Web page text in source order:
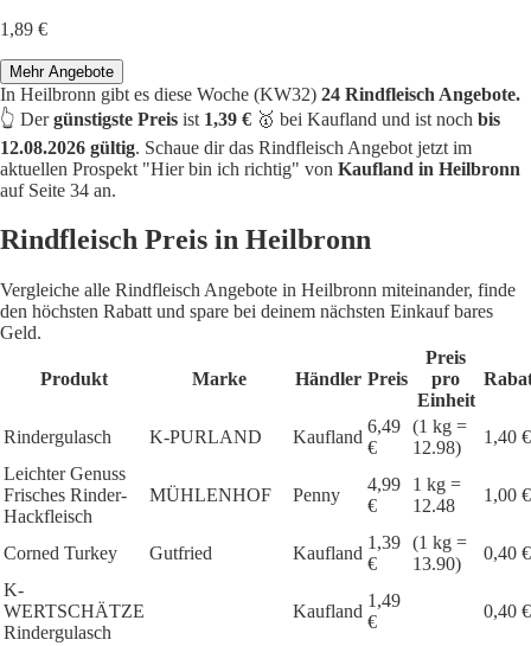
1,89 €
Mehr Angebote
In Heilbronn gibt es diese Woche (KW32) 24 Rindfleisch Angebote.
👆 Dergünstigste Preis ist 1,39 € 🥇 bei Kaufland und ist noch bis
12.08.2026 gültig. Schaue dir das Rindfleisch Angebot jetzt im
aktuellen Prospekt "Hier bin ich richtig" von Kaufland in Heilbronn
auf Seite 34 an.
Rindfleisch Preis in Heilbronn
Vergleiche alle Rindfleisch Angebote in Heilbronn miteinander, finde
den höchsten Rabatt und spare bei deinem nächsten Einkauf bares
Geld.
Produkt Marke Händler Preis
Preis
pro
Einheit
Rindergulasch K-PURLAND Kaufland
6,49
€
(1 kg =
12.98)
1,40 €
Leichter Genuss
Frisches Rinder-
Hackfleisch
MÜHLENHOF Penny
4,99
€
1 kg =
12.48
1,00 €
Corned Turkey Gutfried Kaufland
1,39
€
(1 kg =
13.90)
0,40 €
K-
WERTSCHÄTZE
Rindergulasch
Kaufland
1,49
€
0,40 €